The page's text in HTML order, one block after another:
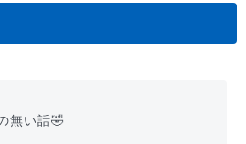
無い話🤣